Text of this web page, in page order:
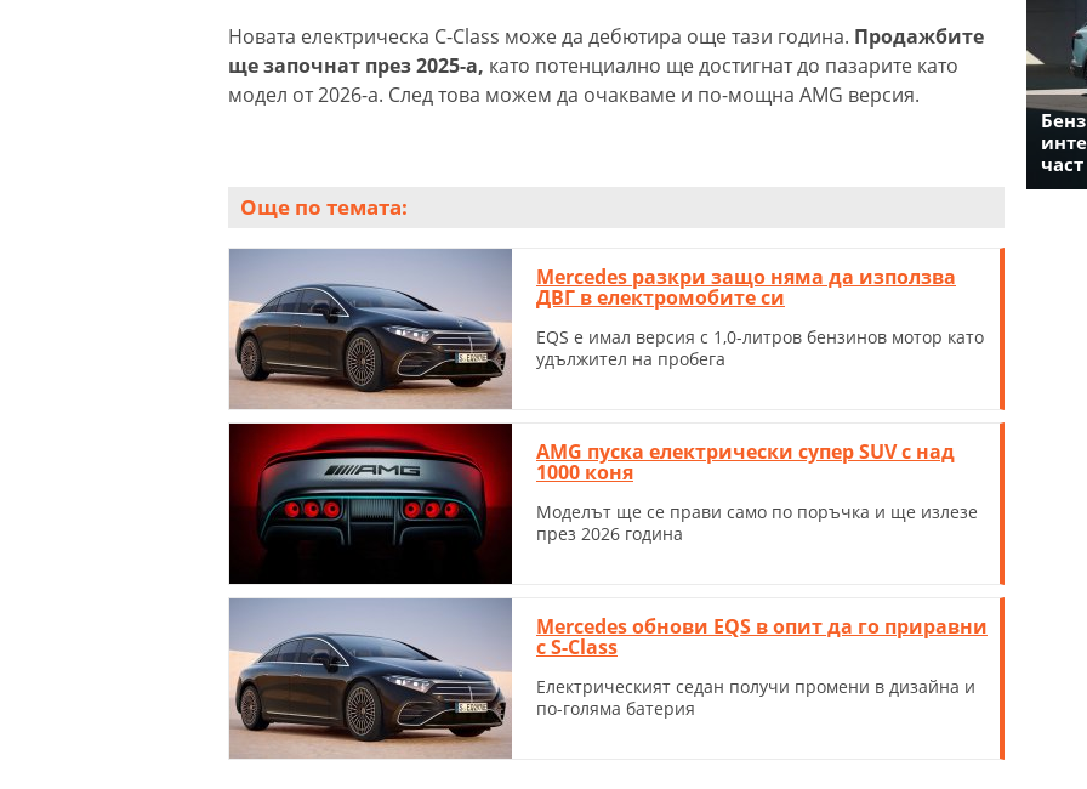
Новата електрическа C-Class може да дебютира още тази година. Продажбите
ще започнат през 2025-а, като потенциално ще достигнат до пазарите като
модел от 2026-а. След това можем да очакваме и по-мощна AMG версия.
Още по темата:
Mercedes разкри защо няма да използва
ДВГ в електромобите си
EQS е имал версия с 1,0-литров бензинов мотор като
удължител на пробега
AMG пуска електрически супер SUV с над
1000 коня
Моделът ще се прави само по поръчка и ще излезе
през 2026 година
Mercedes обнови EQS в опит да го приравни
с S-Class
Електрическият седан получи промени в дизайна и
по-голяма батерия
част